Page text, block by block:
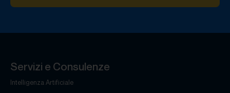
Servizi e Consulenze
Intelligenza Artificiale